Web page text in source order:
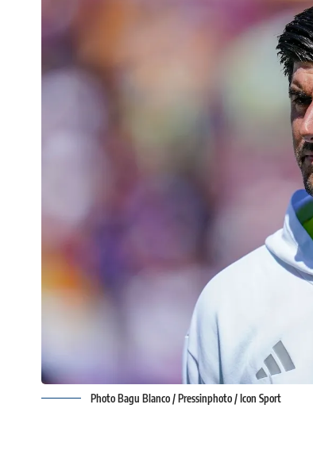
Photo Bagu Blanco / Pressinphoto / Icon Sport